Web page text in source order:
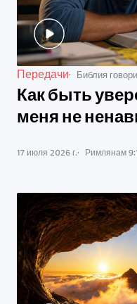
Передачи Библия
Как быть
меня не
17 июля 2026 г. Римлянам 9: